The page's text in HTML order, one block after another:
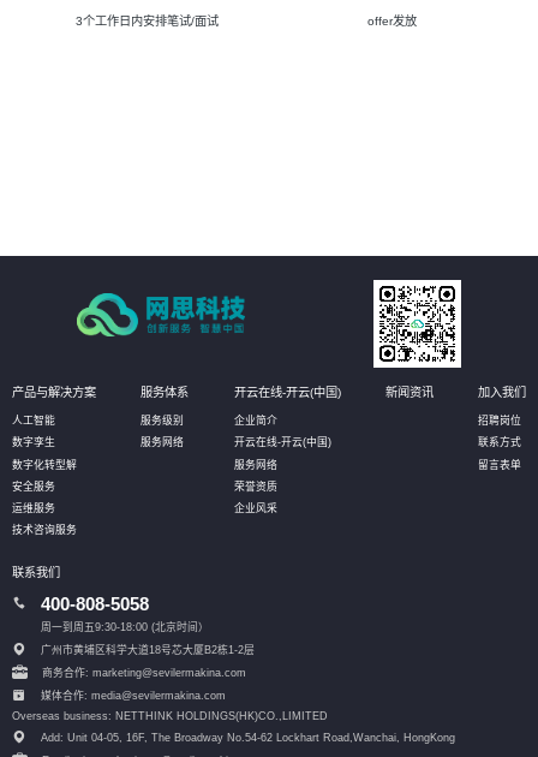
3个工作日内安排笔试/面试 offer发放
产品与解决方案
人工智能
数字孪生
数字化转型解
安全服务
运维服务
技术咨询服务
服务体系
服务级别
服务网络
开云在线-开云(中国)
企业简介
开云在线-开云(中国)
服务网络
荣誉资质
企业风采
新闻资讯 加入我们
招聘岗位
联系方式
留言表单
联系我们
400-808-5058
周一到周五9:30-18:00 (北京时间）
广州市黄埔区科学大道18号芯大厦B2栋1-2层
商务合作: marketing@sevilermakina.com
媒体合作: media@sevilermakina.com
Overseas business: NETTHINK HOLDINGS(HK)CO.,LIMITED
Add: Unit 04-05, 16F, The Broadway No.54-62 Lockhart Road, Wanchai, HongKong